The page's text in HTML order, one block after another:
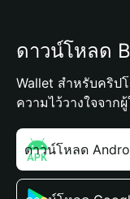
ดาวน์โหลด
Wallet สำหรับคริป
ความไว้วางใจจาก
ดาวน์โหลด